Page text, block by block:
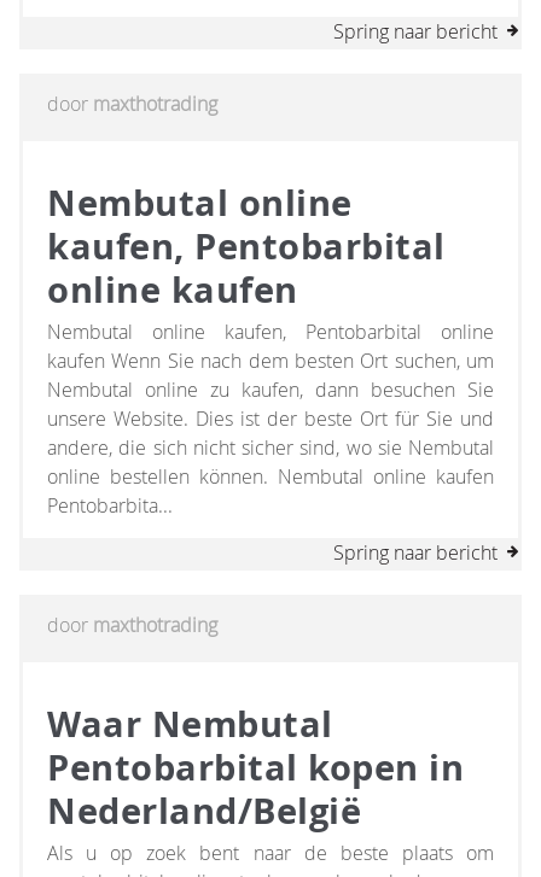
Spring naar bericht
door maxthotrading
Nembutal online
kaufen, Pentobarbital
online kaufen
Nembutal online kaufen, Pentobarbital online
kaufen Wenn Sie nach dem besten Ort suchen, um
Nembutal online zu kaufen, dann besuchen Sie
unsere Website. Dies ist der beste Ort für Sie und
andere, die sich nicht sicher sind, wo sie Nembutal
online bestellen können. Nembutal online kaufen
Pentobarbita...
Spring naar bericht
door maxthotrading
Waar Nembutal
Pentobarbital kopen in
Nederland/België
Als u op zoek bent naar de beste plaats om